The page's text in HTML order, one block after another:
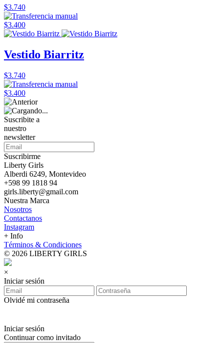
$3.740
$3.400
Vestido Biarritz
$3.740
$3.400
Suscribite a
nuestro
newsletter
Suscribirme
Liberty Girls
Alberdi 6249, Montevideo
+598 99 1818 94
girls.liberty@gmail.com
Nuestra Marca
Nosotros
Contactanos
Instagram
+ Info
Términos & Condiciones
© 2026 LIBERTY GIRLS
×
Iniciar sesión
Olvidé mi contraseña
Iniciar sesión
Continuar como invitado